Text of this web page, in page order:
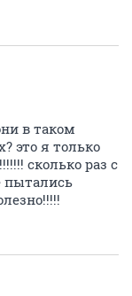
в таком
это я только
сколько раз с
пытались